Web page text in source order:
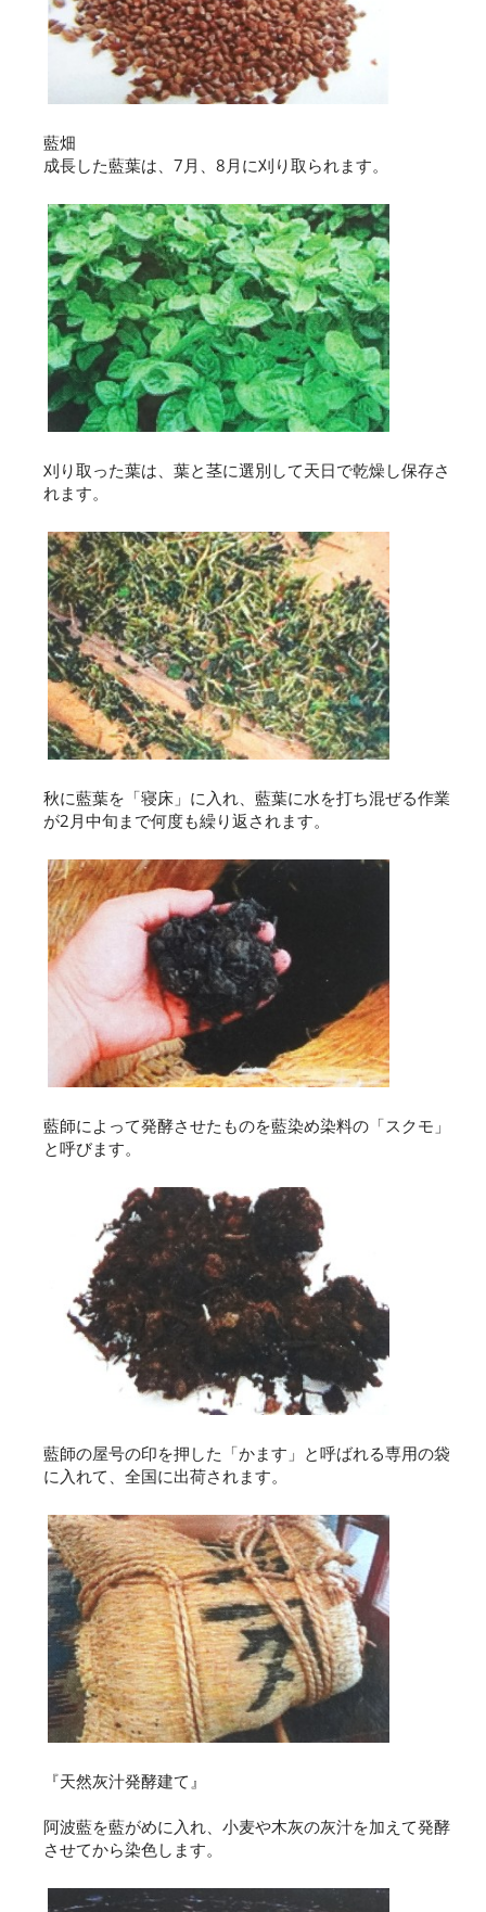
藍畑
成長した藍葉は、7月、8月に刈り取られます。
刈り取った葉は、葉と茎に選別して天日で乾燥し保存さ
れます。
秋に藍葉を「寝床」に入れ、藍葉に水を打ち混ぜる作業
が2月中旬まで何度も繰り返されます。
藍師によって発酵させたものを藍染め染料の「スクモ」
と呼びます。
藍師の屋号の印を押した「かます」と呼ばれる専用の袋
に入れて、全国に出荷されます。
『天然灰汁発酵建て』
阿波藍を藍がめに入れ、小麦や木灰の灰汁を加えて発酵
させてから染色します。